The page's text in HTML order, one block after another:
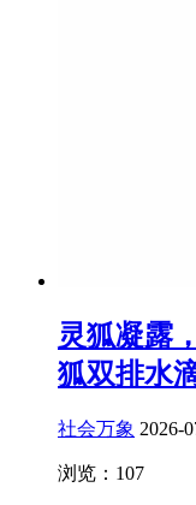
灵狐凝露
狐双排水
社会万象 2026-
浏览：107